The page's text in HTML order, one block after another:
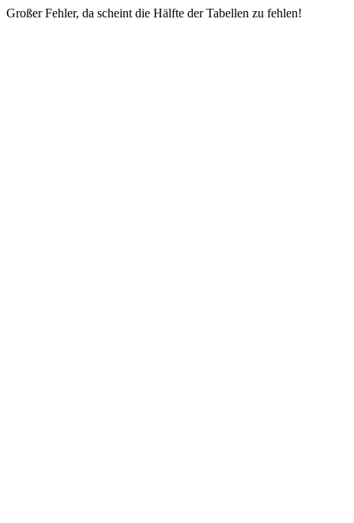
Großer Fehler, da scheint die Hälfte der Tabellen zu fehlen!